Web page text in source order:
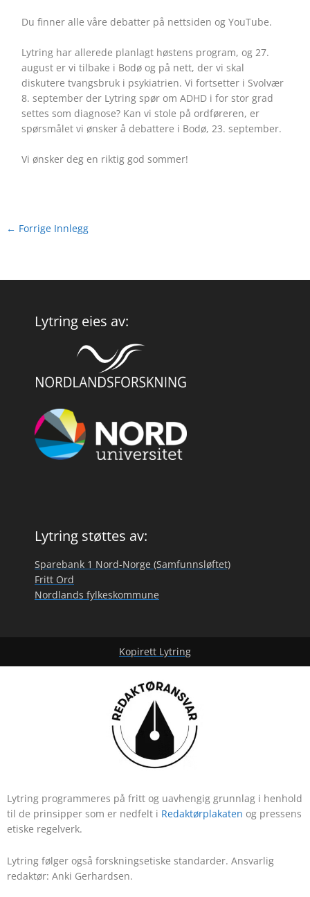
Du finner alle våre debatter på nettsiden og YouTube.
Lytring har allerede planlagt høstens program, og 27.
august er vi tilbake i Bodø og på nett, der vi skal
diskutere tvangsbruk i psykiatrien. Vi fortsetter i Svolvær
8. september der Lytring spør om ADHD i for stor grad
settes som diagnose? Kan vi stole på ordføreren, er
spørsmålet vi ønsker å debattere i Bodø, 23. september.
Vi ønsker deg en riktig god sommer!
← Forrige Innlegg
Lytring eies av:
Lytring støttes av:
Sparebank 1 Nord-Norge (Samfunnsløftet)
Fritt Ord
Nordlands fylkeskommune
Kopirett Lytring
Lytring programmeres på fritt og uavhengig grunnlag i henhold
til de prinsipper som er nedfelt i Redaktørplakaten og pressens
etiske regelverk.
Lytring følger også forskningsetiske standarder. Ansvarlig
redaktør: Anki Gerhardsen.